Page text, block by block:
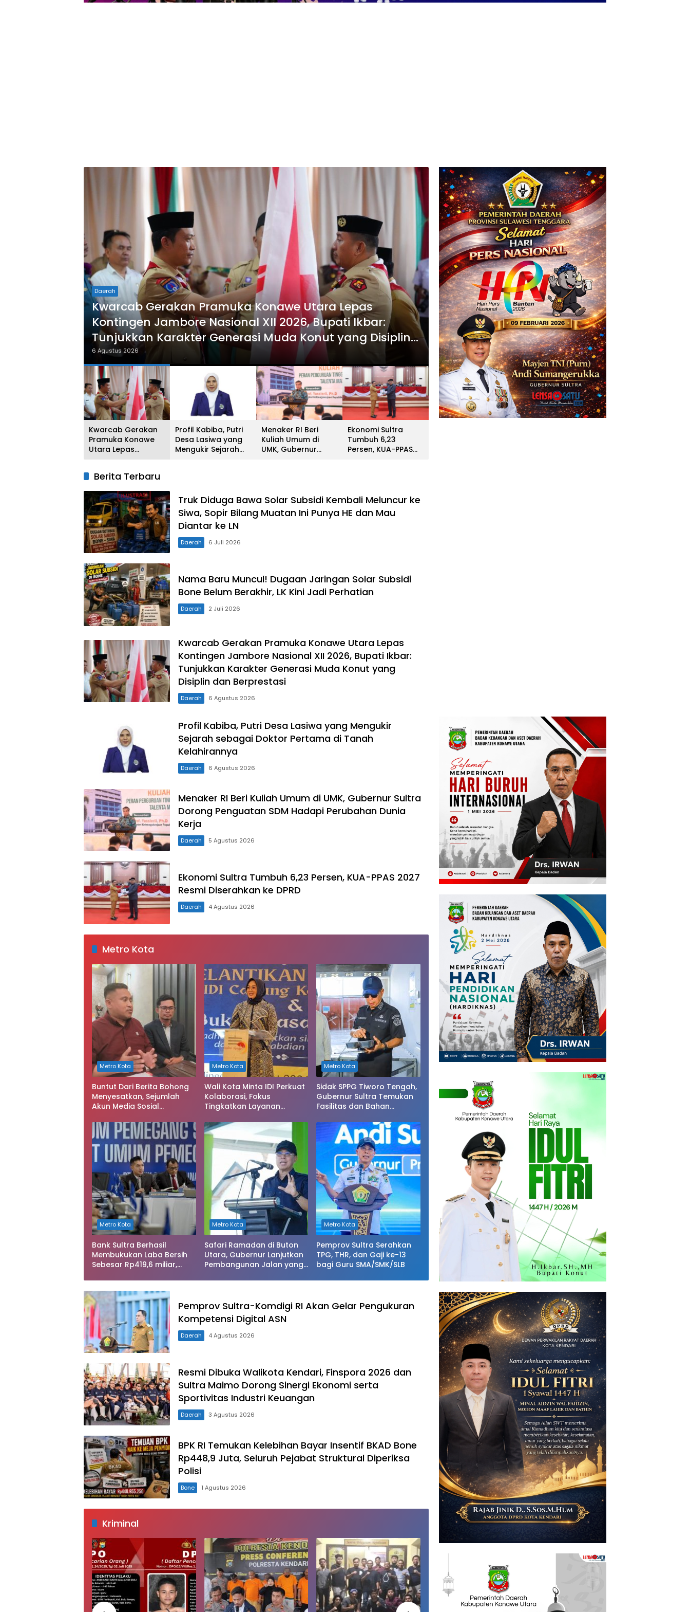
Daerah
Kwarcab Gerakan Pramuka Konawe Utara Lepas
Kontingen Jambore Nasional XII 2026, Bupati Ikbar:
Tunjukkan Karakter Generasi Muda Konut yang Disiplin
dan Berprestasi
6 Agustus 2026
Daerah
Profil Kabiba, Putri Desa Lasiwa yang
sebagai Doktor Pertama di Tanah
6 Agustus 2026
Kwarcab Gerakan
Pramuka Konawe
Utara Lepas
Kontingen Jambore
Bupati Ikbar:
Tunjukkan Karakter
Generasi Muda
Konut yang Disiplin
dan Berprestasi
Profil Kabiba, Putri
Desa Lasiwa yang
Mengukir Sejarah
Menaker RI Beri
Kuliah Umum di
UMK, Gubernur
Ekonomi Sultra
Tumbuh 6,23
Persen, KUA-PPAS
Berita Terbaru
Truk Diduga Bawa Solar Subsidi Kembali Meluncur ke
Siwa, Sopir Bilang Muatan Ini Punya HE dan Mau
Diantar ke LN
Daerah 6 Juli 2026
Nama Baru Muncul! Dugaan Jaringan Solar Subsidi
Bone Belum Berakhir, LK Kini Jadi Perhatian
Daerah 2 Juli 2026
Kwarcab Gerakan Pramuka Konawe Utara Lepas
Kontingen Jambore Nasional XII 2026, Bupati Ikbar:
Tunjukkan Karakter Generasi Muda Konut yang
Disiplin dan Berprestasi
Daerah 6 Agustus 2026
Profil Kabiba, Putri Desa Lasiwa yang Mengukir
Sejarah sebagai Doktor Pertama di Tanah
Kelahirannya
Daerah 6 Agustus 2026
Menaker RI Beri Kuliah Umum di UMK, Gubernur Sultra
Dorong Penguatan SDM Hadapi Perubahan Dunia
Kerja
Daerah 5 Agustus 2026
Ekonomi Sultra Tumbuh 6,23 Persen, KUA-PPAS 2027
Resmi Diserahkan ke DPRD
Daerah 4 Agustus 2026
Metro Kota
Metro Kota
Buntut Dari Berita Bohong
Menyesatkan, Sejumlah
Akun Media Sosial
Metro Kota
Wali Kota Minta IDI Perkuat
Kolaborasi, Fokus
Tingkatkan Layanan
Metro Kota
Sidak SPPG Tiworo Tengah,
Gubernur Sultra Temukan
Fasilitas dan Bahan
Metro Kota
Bank Sultra Berhasil
Membukukan Laba Bersih
Sebesar Rp419,6 miliar,
Capaian Tahun 2024
Metro Kota
Safari Ramadan di Buton
Utara, Gubernur Lanjutkan
Pembangunan Jalan yang
Metro Kota
Pemprov Sultra Serahkan
TPG, THR, dan Gaji ke-13
bagi Guru SMA/SMK/SLB
Pemprov Sultra-Komdigi RI Akan Gelar Pengukuran
Kompetensi Digital ASN
Daerah 4 Agustus 2026
Resmi Dibuka Walikota Kendari, Finspora 2026 dan
Sultra Maimo Dorong Sinergi Ekonomi serta
Sportivitas Industri Keuangan
Daerah 3 Agustus 2026
BPK RI Temukan Kelebihan Bayar Insentif BKAD Bone
Rp448,9 Juta, Seluruh Pejabat Struktural Diperiksa
Polisi
Bone 1 Agustus 2026
Kriminal